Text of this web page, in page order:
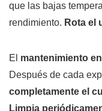
que las bajas
rendimiento. Rota el
El mantenimiento
Después de cada
completamente el
Limpia